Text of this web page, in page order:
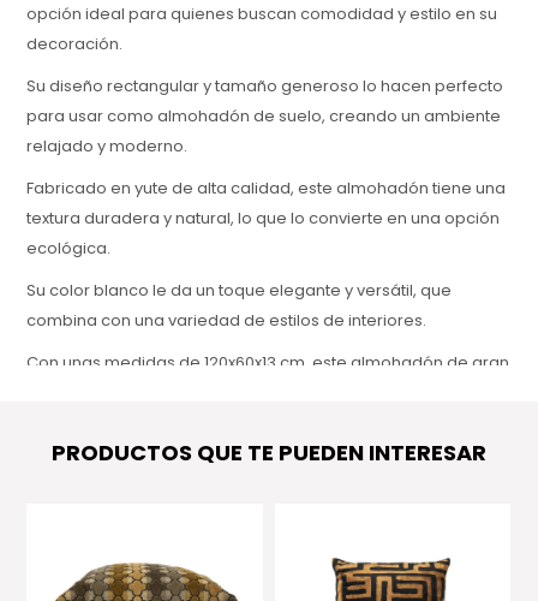
opción ideal para quienes buscan comodidad y estilo en su
decoración.
Su diseño rectangular y tamaño generoso lo hacen perfecto
para usar como almohadón de suelo, creando un ambiente
relajado y moderno.
Fabricado en yute de alta calidad, este almohadón tiene una
textura duradera y natural, lo que lo convierte en una opción
ecológica.
Su color blanco le da un toque elegante y versátil, que
combina con una variedad de estilos de interiores.
Con unas medidas de 120x60x13 cm, este almohadón de gran
incluso en el exterior. Su diseño simple y funcional lo
PRODUCTOS QUE TE PUEDEN INTERESAR